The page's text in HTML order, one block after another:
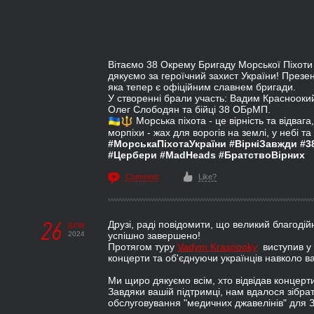
Вітаємо 38 Окрему Бригаду Морської
дякуємо за героїчний захист України!
яка тепер є офіційним славнем бригади.
У створенні брали участь: Вадим
Олег Слободян та бійці 38 ОБрМП.
Морська піхота - це вірність та
морпіхи - жах для ворогів на землі, у небі та
#МорськаПіхотаУкраїни #ВірніЗавжди
#Цербери #MadHeads #БратствоВірних
Comment Like?
26 june
2024
Друзі, раді повідомити, що великий
успішно завершено!
Протягом туру Vadym Krasnooky виступив
концерти та об'єднуючи українців навколо
Ми щиро дякуємо всім, хто відвідав
Завдяки вашій підтримці, нам вдалося
обслуговування "медичних джавелінів" для